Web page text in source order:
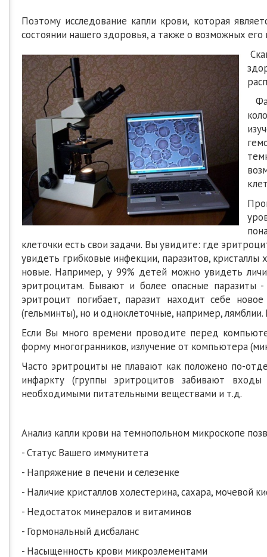
Поэтому исследование капли крови, которая
состоянии нашего здоровья, а также о возможных
клеточки есть свои задачи. Вы увидите: где
увидеть грибковые инфекции, паразитов,
новые. Например, у 99% детей можно увидеть
эритроцитам. Бывают и более опасные паразиты
эритроцит погибает, паразит находит себе
(гельминты), но и одноклеточные, например,
Если Вы много времени проводите перед
форму многогранников, излучение от компьютера
Часто эритроциты не плавают как положено по-
инфаркту (группы эритроцитов забивают
необходимыми питательными веществами и т.д.
Анализ капли крови на темнопольном микроскопе
- Статус Вашего иммунитета
- Напряжение в печени и селезенке
- Наличие кристаллов холестерина, сахара, мочевой
- Недостаток минералов и витаминов
- Гормональный дисбаланс
- Насыщенность крови микроэлементами